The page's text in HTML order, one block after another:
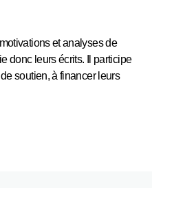
et analyses de
donc leurs écrits. Il participe
soutien, à financer leurs